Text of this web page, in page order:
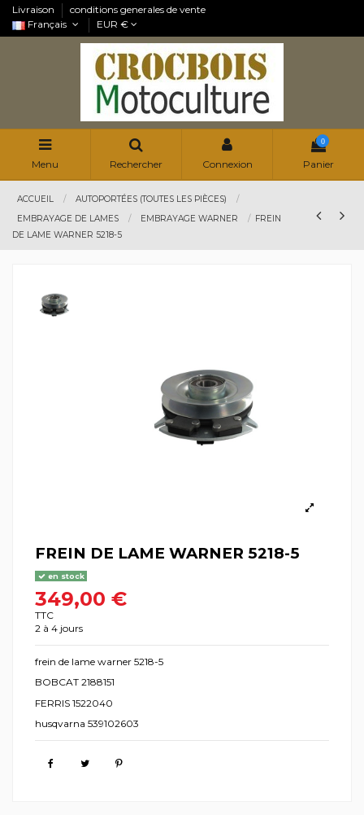
Livraison
conditions generales de vente
Français
EUR €
Menu Rechercher Connexion
0
Panier
ACCUEIL
AUTOPORTÉES (TOUTES LES PIÈCES)
EMBRAYAGE DE LAMES
EMBRAYAGE WARNER
FREIN
DE LAME WARNER 5218-5
FREIN DE LAME WARNER 5218-5
en stock
349,00 €
TTC
2 à 4 jours
frein de lame warner 5218-5
BOBCAT 2188151
FERRIS 1522040
husqvarna 539102603